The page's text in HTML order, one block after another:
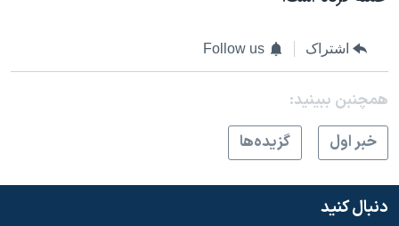
اشتراک Follow us
همچنبن ببینید:
خبر اول
گزيده‌ها
دنبال کنید